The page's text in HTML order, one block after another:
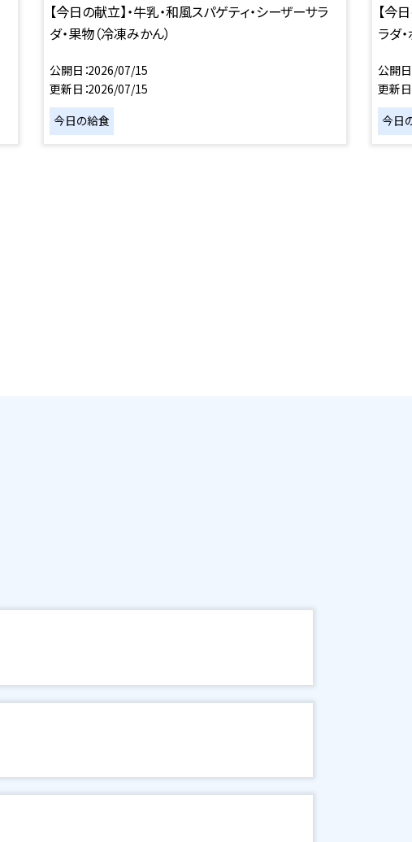
【今日の献立】・牛乳・和風スパゲティ・シーザーサラ
ダ・果物（冷凍みかん）
公開日 2026/07/15
更新日 2026/07/15
今日の給食
【今
ラダ
公開日
更新日
今日